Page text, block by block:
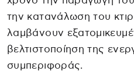
την κατανάλωση του
λαμβάνουν
βελτιστοποίηση της
συμπεριφοράς.